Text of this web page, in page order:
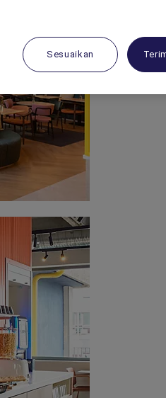
Sesuaikan